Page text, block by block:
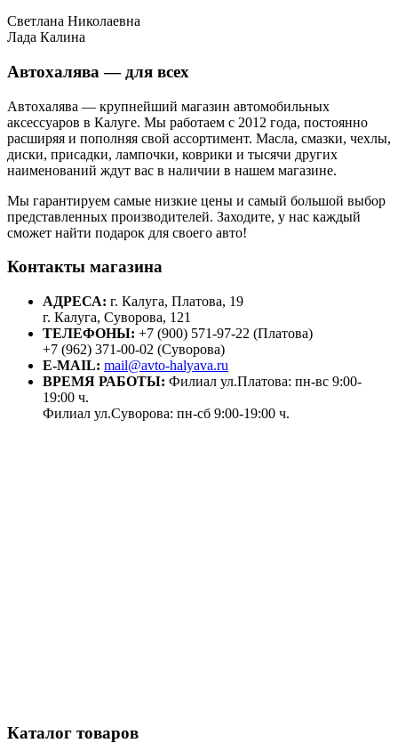
Светлана Николаевна
Лада Калина
Автохалява — для всех
Автохалява — крупнейший магазин автомобильных
аксессуаров в Калуге. Мы работаем с 2012 года, постоянно
расширяя и пополняя свой ассортимент. Масла, смазки, чехлы,
диски, присадки, лампочки, коврики и тысячи других
наименований ждут вас в наличии в нашем магазине.
Мы гарантируем самые низкие цены и самый большой выбор
представленных производителей. Заходите, у нас каждый
сможет найти подарок для своего авто!
Контакты магазина
АДРЕСА: г. Калуга, Платова, 19
г. Калуга, Суворова, 121
ТЕЛЕФОНЫ: +7 (900) 571-97-22 (Платова)
+7 (962) 371-00-02 (Суворова)
E-MAIL: mail@avto-halyava.ru
ВРЕМЯ РАБОТЫ: Филиал ул.Платова: пн-вс 9:00-
19:00 ч.
Филиал ул.Суворова: пн-сб 9:00-19:00 ч.
Каталог товаров